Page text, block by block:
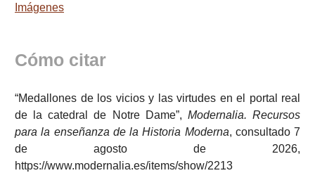
Imágenes
Cómo citar
“Medallones de los vicios y las virtudes en el portal real
de la catedral de Notre Dame”, Modernalia. Recursos
para la enseñanza de la Historia Moderna, consultado 7
de agosto de 2026,
https://www.modernalia.es/items/show/2213